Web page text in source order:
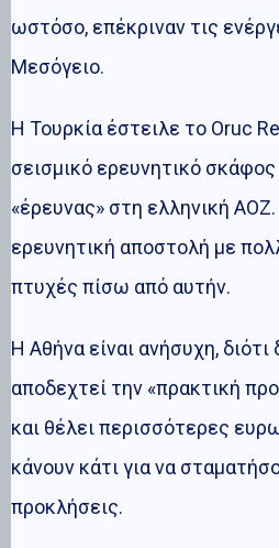
ωστόσο, επέκριναν τις
Μεσόγειο.
Η Τουρκία έστειλε το Oruc
σεισμικό ερευνητικό
«έρευνας» στη ελληνική ΑΟΖ.
ερευνητική αποστολή με
πτυχές πίσω από αυτήν.
Η Αθήνα είναι ανήσυχη,
αποδεχτεί την «πρακτική
και θέλει περισσότερες
κάνουν κάτι για να
προκλήσεις.